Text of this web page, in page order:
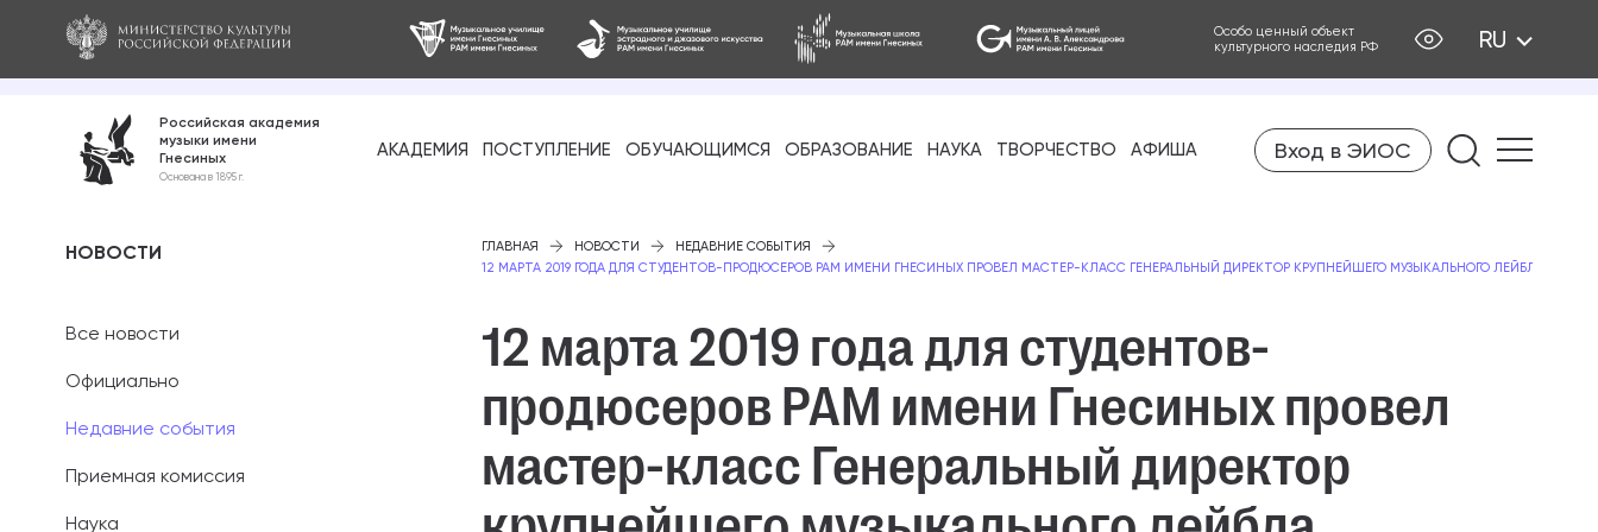
Особо ценный объект
культурного наследия РФ
RU
Российская академия
музыки имени
Гнесиных
Основана в 1895 г.
АКАДЕМИЯ ПОСТУПЛЕНИЕ ОБУЧАЮЩИМСЯ ОБРАЗОВАНИЕ НАУКА ТВОРЧЕСТВО АФИША Вход в ЭИОС
Найти на
Бакалавриат
Магистратура
Ассистентура-стажировка
Аспирантура
Дополнительное образование
НОВОСТИ
Все новости
Официально
Недавние события
Приемная комиссия
Наука
ГЛАВНАЯ НОВОСТИ
НЕДАВНИЕ СОБЫТИЯ
12 МАРТА 2019 ГОДА ДЛЯ СТУДЕНТОВ-ПРОДЮСЕРОВ РАМ ИМЕНИ ГНЕСИНЫХ ПРОВЕЛ МАСТЕР-КЛАСС ГЕНЕРАЛЬНЫЙ ДИРЕКТОР КРУПНЕЙШЕГО МУЗЫКАЛЬНОГО ЛЕЙБЛА
12 марта 2019 года для студентов-
продюсеров РАМ имени Гнесиных провел
мастер-класс Генеральный директор